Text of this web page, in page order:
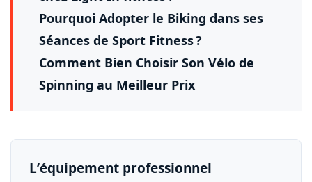
Pourquoi Adopter le Biking dans ses
Séances de Sport Fitness ?
Comment Bien Choisir Son Vélo de
Spinning au Meilleur Prix
L’équipement professionnel